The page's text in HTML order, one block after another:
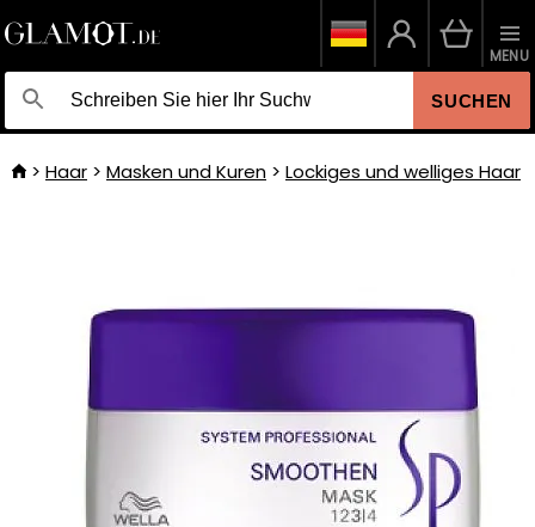
SUCHEN
MENU
Haar Masken und Kuren Lockiges und welliges Haar